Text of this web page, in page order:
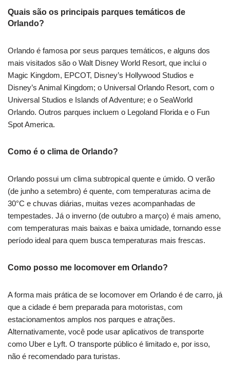
Quais são os principais parques temáticos de
Orlando?
Orlando é famosa por seus parques temáticos, e alguns dos
mais visitados são o Walt Disney World Resort, que inclui o
Magic Kingdom, EPCOT, Disney’s Hollywood Studios e
Disney’s Animal Kingdom; o Universal Orlando Resort, com o
Universal Studios e Islands of Adventure; e o SeaWorld
Orlando. Outros parques incluem o Legoland Florida e o Fun
Spot America.
Como é o clima de Orlando?
Orlando possui um clima subtropical quente e úmido. O verão
(de junho a setembro) é quente, com temperaturas acima de
30°C e chuvas diárias, muitas vezes acompanhadas de
tempestades. Já o inverno (de outubro a março) é mais ameno,
com temperaturas mais baixas e baixa umidade, tornando esse
período ideal para quem busca temperaturas mais frescas.
Como posso me locomover em Orlando?
A forma mais prática de se locomover em Orlando é de carro, já
que a cidade é bem preparada para motoristas, com
estacionamentos amplos nos parques e atrações.
Alternativamente, você pode usar aplicativos de transporte
como Uber e Lyft. O transporte público é limitado e, por isso,
não é recomendado para turistas.